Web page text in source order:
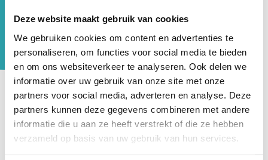
Deze website maakt gebruik van cookies
We gebruiken cookies om content en advertenties te
personaliseren, om functies voor social media te bieden
en om ons websiteverkeer te analyseren. Ook delen we
informatie over uw gebruik van onze site met onze
partners voor social media, adverteren en analyse. Deze
partners kunnen deze gegevens combineren met andere
informatie die u aan ze heeft verstrekt of die ze hebben
verzameld op basis van uw gebruik van hun services.
wordt onze opvang beoordeeld door de
GGD Inspectie Kinderopvang.
UniKidz werkt harmonieus samen met onze actieve
oudercommissie. De oudercommissie behartigt de
belangen van alle ouders van UniKidz. Alle vragen,